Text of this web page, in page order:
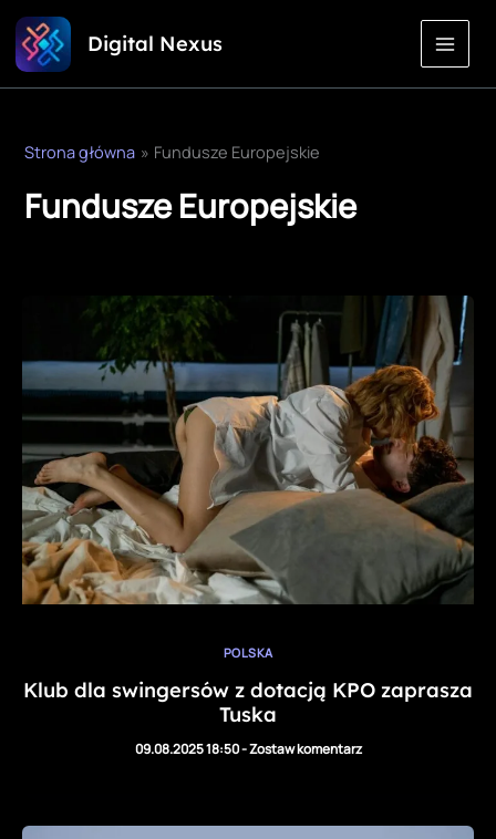
Przejdź
do
treści
Digital Nexus
Strona główna Fundusze Europejskie
Fundusze Europejskie
POLSKA
Klub dla swingersów z dotacją KPO zaprasza
Tuska
09.08.2025 18:50-Zostaw komentarz